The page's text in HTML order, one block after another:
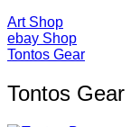
Art Shop
ebay Shop
Tontos Gear
Tontos Gear